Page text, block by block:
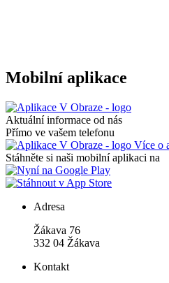
Mobilní aplikace
Aktuální informace od nás
Přímo ve vašem telefonu
Více o
Stáhněte si naši mobilní aplikaci na
Adresa
Žákava 76
332 04 Žákava
Kontakt